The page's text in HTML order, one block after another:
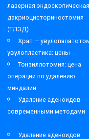
лазерная эндоскопическая
дакриоцисториностомия
(ТЛЭД)
Храп —
увулопластика: цены
Тонзиллотомия: цена
операции по удалению
миндалин
Удаление аденоидов
современными методами
Удаление аденоидов